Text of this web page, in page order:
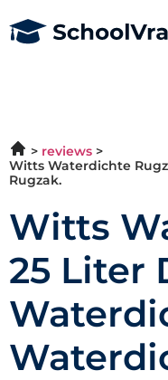
reviews
Witts Waterdichte
Rugzak.
Witts
25 Liter